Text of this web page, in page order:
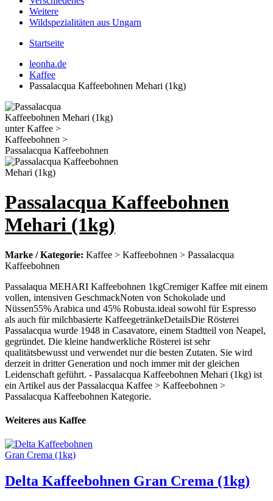
Weitere
Wildspezialitäten aus Ungarn
Startseite
leonha.de
Kaffee
Passalacqua Kaffeebohnen Mehari (1kg)
Passalacqua Kaffeebohnen
Mehari (1kg)
Marke / Kategorie: Kaffee > Kaffeebohnen > Passalacqua
Kaffeebohnen
Passalaqua MEHARI Kaffeebohnen 1kgCremiger Kaffee mit einem
vollen, intensiven GeschmackNoten von Schokolade und
Nüssen55% Arabica und 45% Robusta.ideal sowohl für Espresso
als auch für milchbasierte KaffeegetränkeDetailsDie Rösterei
Passalacqua wurde 1948 in Casavatore, einem Stadtteil von Neapel,
gegründet. Die kleine handwerkliche Rösterei ist sehr
qualitätsbewusst und verwendet nur die besten Zutaten. Sie wird
derzeit in dritter Generation und noch immer mit der gleichen
Leidenschaft geführt. - Passalacqua Kaffeebohnen Mehari (1kg) ist
ein Artikel aus der Passalacqua Kaffee > Kaffeebohnen >
Passalacqua Kaffeebohnen Kategorie.
Weiteres aus Kaffee
Delta Kaffeebohnen Gran Crema (1kg)